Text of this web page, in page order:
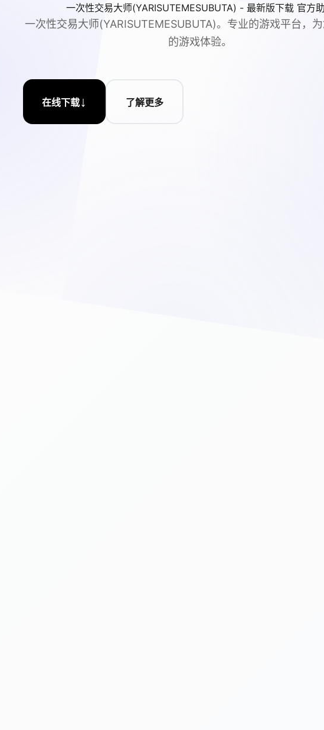
一次性交易大师(YARISUTEMESUBUTA) - 最新版下载 官方
一次性交易大师(YARISUTEMESUBUTA)。专业的游戏平台，
的游戏体验。
在线下载↓ 了解更多